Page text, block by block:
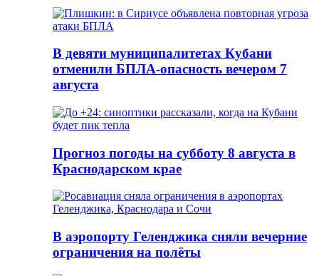
В девяти муниципалитетах Кубани
отменили БПЛА-опасность вечером 7
августа
Прогноз погоды на субботу 8 августа в
Краснодарском крае
В аэропорту Геленджика сняли вечерние
ограничения на полёты